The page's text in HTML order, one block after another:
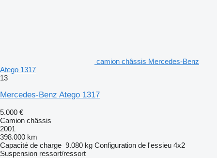
camion châssis Mercedes-Benz
Atego 1317
13
Mercedes-Benz Atego 1317
5.000 €
Camion châssis
2001
398.000 km
Capacité de charge 9.080 kg Configuration de l'essieu 4x2
Suspension ressort/ressort